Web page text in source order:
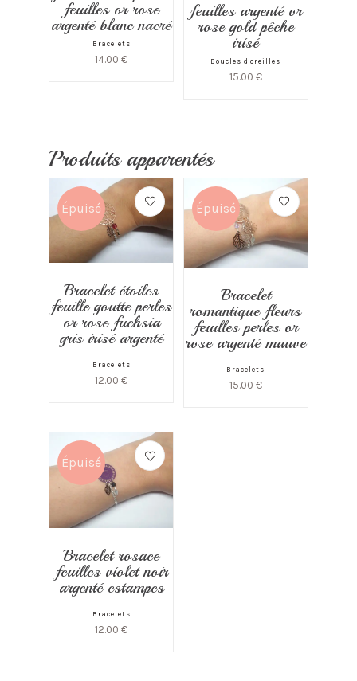
feuilles or rose
argenté blanc nacré
Bracelets
14.00 €
feuilles argenté or
rose gold pêche
irisé
Boucles d'oreilles
15.00 €
Produits apparentés
Épuisé
Bracelet étoiles
feuille goutte perles
or rose fuchsia
gris irisé argenté
Bracelets
12.00 €
Épuisé
Bracelet
romantique fleurs
feuilles perles or
rose argenté mauve
Bracelets
15.00 €
Épuisé
Bracelet rosace
feuilles violet noir
argenté estampes
Bracelets
12.00 €